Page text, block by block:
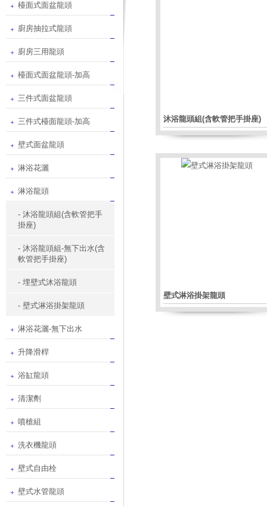
檯面式面盆龍頭
廚房抽拉式龍頭
廚房三用龍頭
檯面式面盆龍頭-加高
三件式面盆龍頭
三件式檯面龍頭-加高
壁式面盆龍頭
淋浴花灑
淋浴龍頭
- 沐浴龍頭組(含軟管把手
掛座)
- 沐浴龍頭組-無下出水(含
軟管把手掛座)
- 埋壁式沐浴龍頭
- 壁式淋浴掛架龍頭
淋浴花灑-無下出水
升降滑桿
浴缸龍頭
清潔劑
噴槍組
洗衣機龍頭
壁式自由栓
壁式水管龍頭
沐浴龍頭組(含軟管把手掛座)
壁式淋浴掛架龍頭